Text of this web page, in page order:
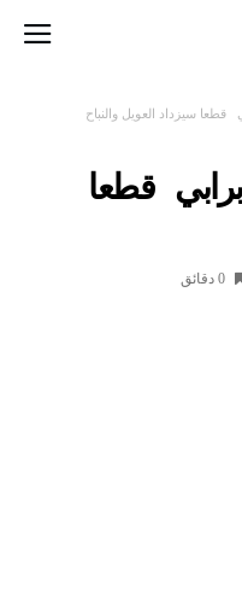
قطعا سيزداد العويل والنباح
قطعا
0 ‫دقائق‬